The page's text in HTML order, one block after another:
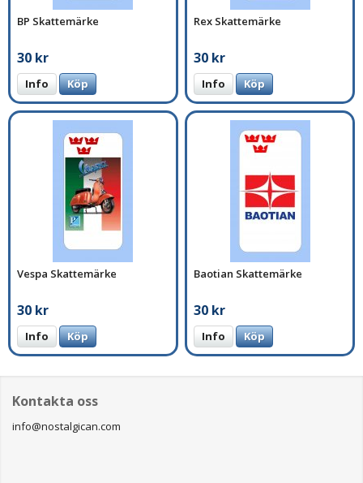
BP Skattemärke
30 kr
Info Köp
Rex Skattemärke
30 kr
Info Köp
Vespa Skattemärke
30 kr
Info Köp
Baotian Skattemärke
30 kr
Info Köp
Kontakta oss
info@nostalgican.com